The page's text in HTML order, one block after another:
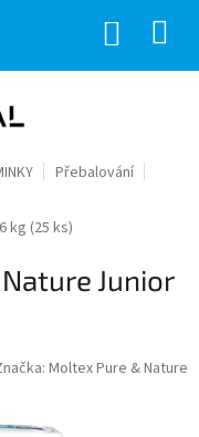
Přebalování
kg (25 ks)
Junior
Moltex Pure & Nature